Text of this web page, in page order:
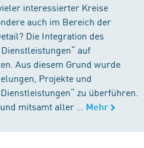
interessierter Kreise
auch im Bereich der
Die Integration des
auf
Aus diesem Grund wurde
Projekte und
zu überführen.
mitsamt aller ...
Mehr